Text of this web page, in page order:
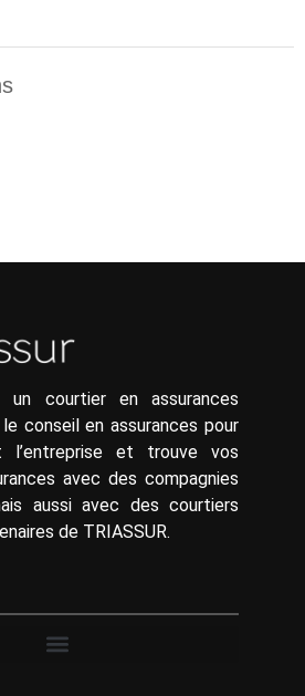
un courtier en assurances
conseil en assurances pour
l’entreprise et trouve vos
avec des compagnies
aussi avec des courtiers
de TRIASSUR.